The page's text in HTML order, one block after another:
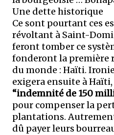
Une dette historique
Ce sont pourtant ces
révoltant à Saint-
feront tomber ce
fonderont la première
du monde : Haïti.
exigera ensuite à Haïti,
“indemnité de 150
pour compenser la
plantations.
dû payer leurs